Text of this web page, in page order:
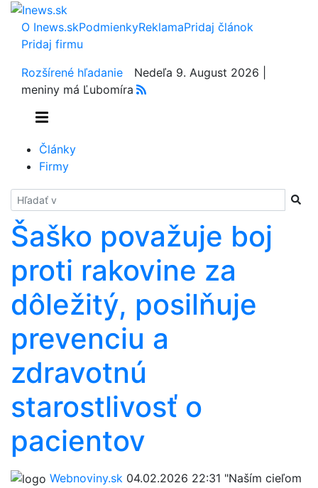
O Inews.skPodmienkyReklamaPridaj článok
Pridaj firmu
Rozšírené hľadanie
Nedeľa 9. August 2026 |
meniny má Ľubomíra
Články
Firmy
Hladať
Šaško považuje boj
proti rakovine za
dôležitý, posilňuje
prevenciu a
zdravotnú
starostlivosť o
pacientov
Webnoviny.sk 04.02.2026 22:31 "Naším cieľom